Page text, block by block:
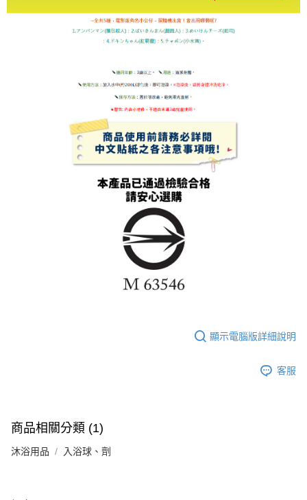
顯示電腦版詳細說明
客服
商品相關分類 (1)
沐浴用品 入浴球、劑